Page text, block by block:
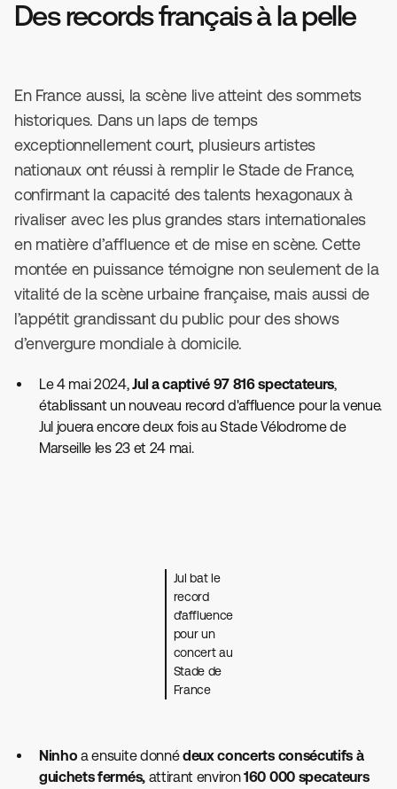
Des records français à la pelle
En France aussi, la scène live atteint des sommets
historiques. Dans un laps de temps
exceptionnellement court, plusieurs artistes
nationaux ont réussi à remplir le Stade de France,
confirmant la capacité des talents hexagonaux à
rivaliser avec les plus grandes stars internationales
en matière d’affluence et de mise en scène. Cette
montée en puissance témoigne non seulement de la
vitalité de la scène urbaine française, mais aussi de
l’appétit grandissant du public pour des shows
d’envergure mondiale à domicile.
Le 4 mai 2024,Jul a captivé 97 816 spectateurs,
établissant un nouveau record d'affluence pour la venue.
Jul jouera encore deux fois au Stade Vélodrome de
Marseille les 23 et 24 mai.
Jul bat le
record
d'affluence
pour un
concert au
Stade de
France
Ninhoa ensuite donnédeux concerts consécutifs à
guichets fermés, attirant environ160 000 specateurs